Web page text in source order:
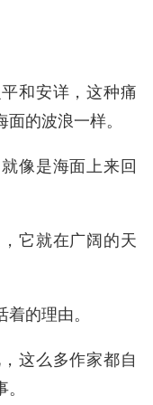
和安详，这种痛
的波浪一样。
像是海面上来回
它就在广阔的天
的理由。
这么多作家都自